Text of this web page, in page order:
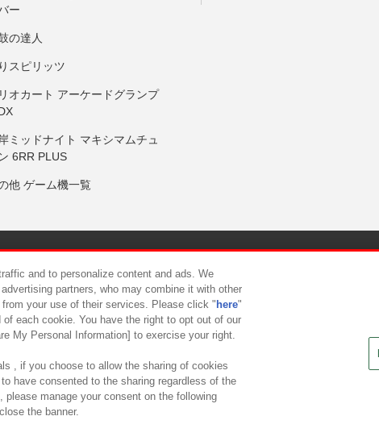
ー
の達人
スピリッツ
オカート アーケードグランプ
ミッドナイト マキシマムチュ
6RR PLUS
他 ゲーム機一覧
供について カスタマーハラスメント対応方針
and to personalize content and ads. We
partners, who may combine it with other
your use of their services. Please click " here"
each cookie. You have the right to opt out of our
My Personal Information] to exercise your right.
, if you choose to allow the sharing of cookies
have consented to the sharing regardless of the
manage your consent on the following
the banner.